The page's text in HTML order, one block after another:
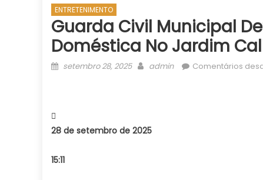
ENTRETENIMENTO
Guarda Civil Municipal
Doméstica No Jardim
Posted
setembro 28, 2025 Author
admin Comentários
28 de setembro de 2025
15:11